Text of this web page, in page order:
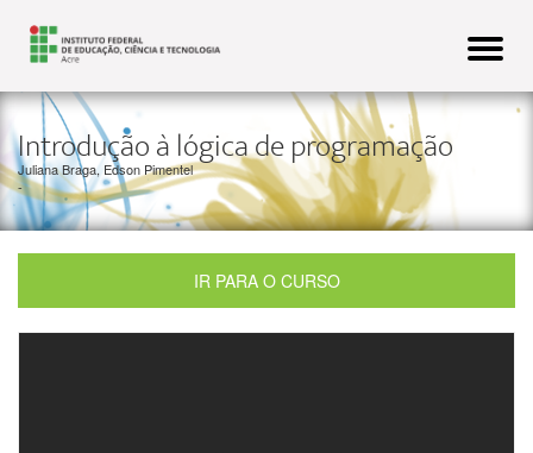
Introdução à lógica de programação
Juliana Braga, Edson Pimentel
-
IR PARA O CURSO